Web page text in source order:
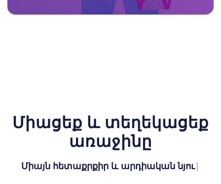
Միացեք և տեղեկացեք
առաջինը
Միայն հետաքրքիր և արդիական նյութեր